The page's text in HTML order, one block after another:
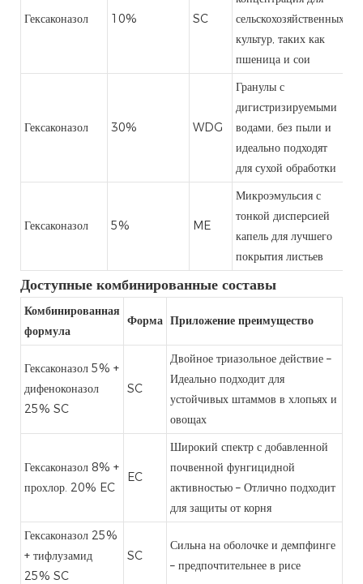
Гексаконазол 10% SC
сельскохозяйственных
культур, таких как
пшеница и сои
Гексаконазол 30% WDG
Гранулы с
дигистризируемыми
водами, без пыли и
идеально подходят
для сухой обработки
Гексаконазол 5% ME
Микроэмульсия с
тонкой дисперсией
капель для лучшего
покрытия листьев
Доступные комбинированные составы
Комбинированная
формула
Форма Приложение преимущество
Гексаконазол 5% +
дифеноконазол
25% SC
SC
Двойное триазольное действие –
Идеально подходит для
устойчивых штаммов в хлопьях и
овощах
Гексаконазол 8% +
прохлор. 20% EC
EC
Широкий спектр с добавленной
почвенной фунгицидной
активностью – Отлично подходит
для защиты от корня
Гексаконазол 25%
+ тифлузамид
25% SC
SC
Сильна на оболочке и демпфинге
– предпочтительнее в рисе